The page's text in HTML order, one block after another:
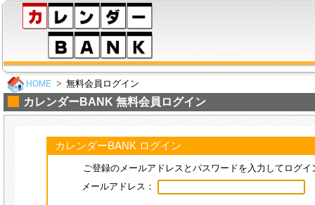
HOME 無料会員ログイン
カレンダーBANK 無料会員ログイン
カレンダーBANK ログイン
ご登録のメールアドレスとパスワードを入力してログイ
メールアドレス：